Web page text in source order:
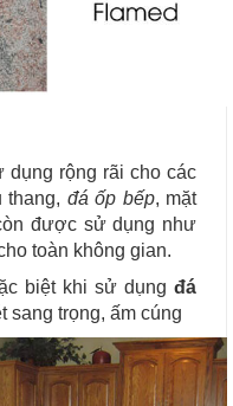
dụng rộng rãi cho các
thang, đá ốp bếp, mặt
được sử dụng như
toàn không gian.
biệt khi sử dụng đá
sang trọng, ấm cúng